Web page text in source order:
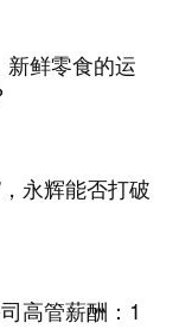
鲜零食的运
永辉能否打破
高管薪酬：1